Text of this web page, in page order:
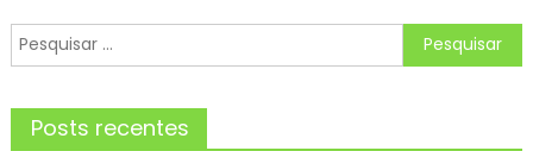
Pesquisar
por:
Posts recentes